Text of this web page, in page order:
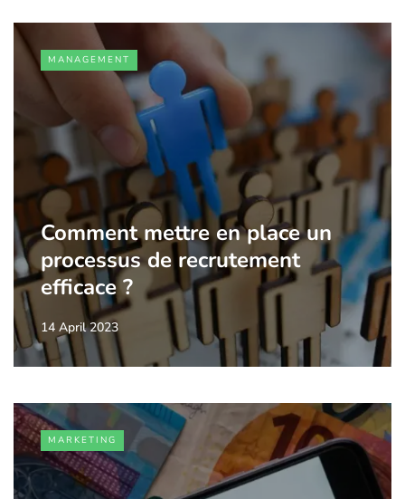
MANAGEMENT
Comment mettre en place un
processus de recrutement
efficace ?
14 April 2023
MARKETING